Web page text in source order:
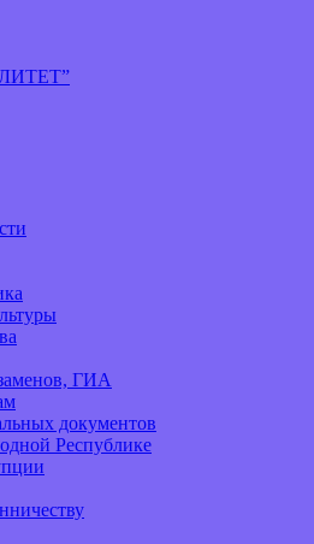
ГИА
документов
Республике